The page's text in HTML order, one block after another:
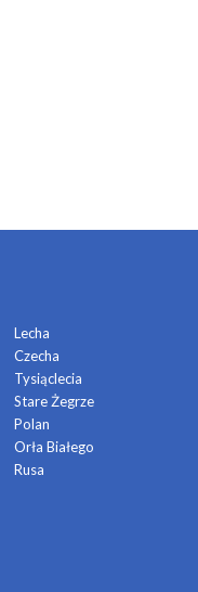
Lecha
Czecha
Tysiąclecia
Stare Żegrze
Polan
Orła Białego
Rusa